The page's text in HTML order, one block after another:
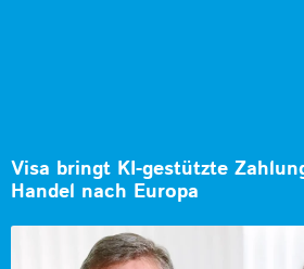
Visa bringt KI-gestützte
Handel nach Europa